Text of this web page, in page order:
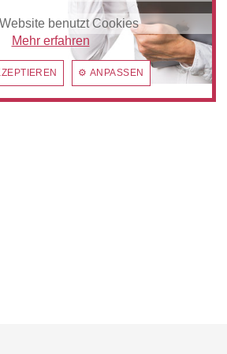
benutzt Cookies
Mehr erfahren
⚙ ANPASSEN